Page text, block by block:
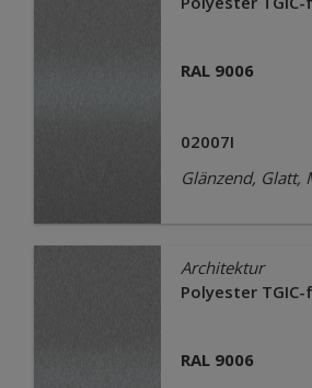
RAL 9006
02007I
Glänzend, Glatt,
Architektur
Polyester
RAL 9006